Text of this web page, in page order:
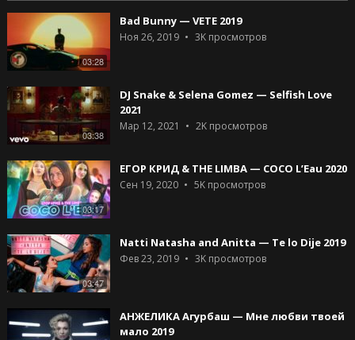
03:28
Bad Bunny — VETE 2019
Ноя 26, 2019 3Kпросмотров
03:38
DJ Snake & Selena Gomez — Selfish Love
2021
Мар 12, 2021 2Kпросмотров
03:17
ЕГОР КРИД & THE LIMBA — COCO L’Eau 2020
Сен 19, 2020 5Kпросмотров
03:47
Natti Natasha and Anitta — Te lo Dije 2019
Фев 23, 2019 3Kпросмотров
АНЖЕЛИКА Агурбаш — Мне любви твоей
мало 2019